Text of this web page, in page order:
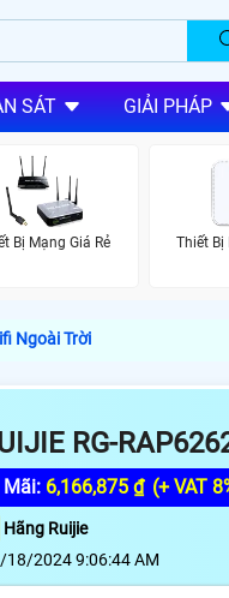
SÁT GIẢI PHÁP
Bị Mạng Giá Rẻ Thiết Bị
Ngoài Trời
RG-
Mãi: 6,166,875 ₫ (+ VAT
Hãng Ruijie
18/2024 9:06:44 AM